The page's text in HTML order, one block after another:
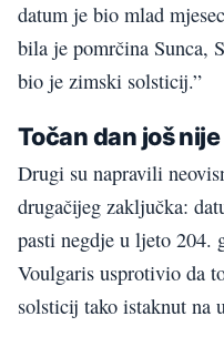
datum je bio mlad
bila je pomrčina Sunca,
bio je zimski solsticij.”
Točan dan još
Drugi su napravili
drugačijeg zaključka:
pasti negdje u ljeto 204.
Voulgaris usprotivio da
solsticij tako istaknut na